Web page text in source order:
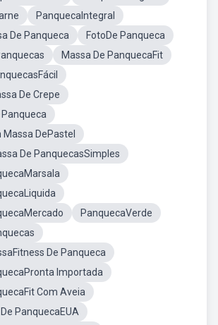
PanquecaIntegral
De Panqueca
FotoDe Panqueca
Massa De PanquecaFit
De Crepe
Panqueca
DePastel
De PanquecasSimples
PanquecaVerde
De Panqueca
Importada
Com Aveia
PanquecaEUA